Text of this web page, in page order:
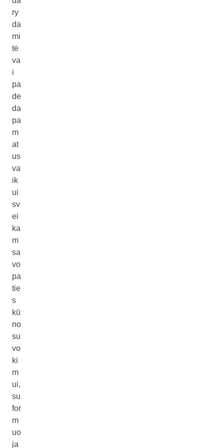
ry
da
mi
tė
va
i
pa
de
da
pa
m
at
us
va
ik
ui
sv
ei
ka
m
sa
vo
pa
tie
s
kū
no
su
vo
ki
m
ui,
su
for
m
uo
ja